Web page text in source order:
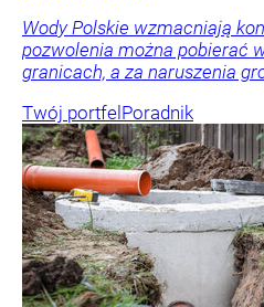
Wody Polskie wzmacniają
pozwolenia można pobierać
granicach, a za naruszenia
Twój portfelPoradnik